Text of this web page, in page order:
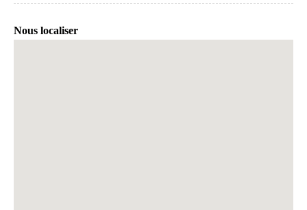
Nous localiser